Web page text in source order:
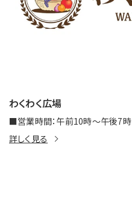
わくわく広場
■営業時間：午前10時～午後7時
詳しく見る